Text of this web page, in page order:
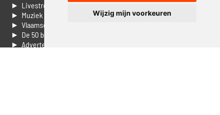
Wijzig mijn voorkeuren
► Livestream informatie
► Muziek opzoeken
► Vlaamse 100 Aller tijden
► De 50 beste van...
► Adverteren op Jouwradio